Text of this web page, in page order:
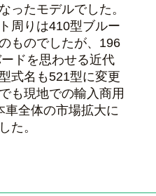
ったモデルでした。
周りは410型ブルー
ものでしたが、196
ドを思わせる近代
式名も521型に変更
も現地での輸入商用
車全体の市場拡大に
た。